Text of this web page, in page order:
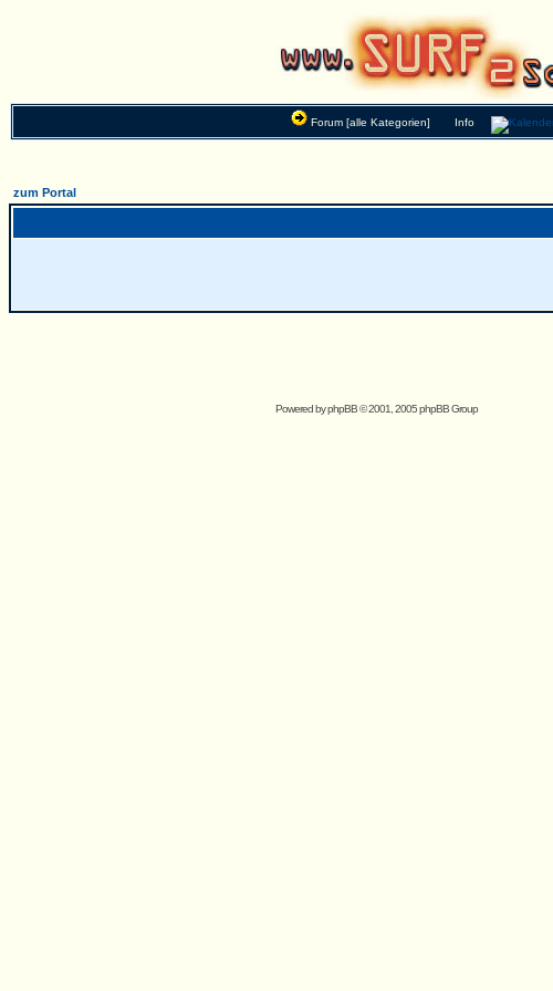
Forum [alle Kategorien] Info
zum Portal
Powered byphpBB© 2001, 2005 phpBB Group